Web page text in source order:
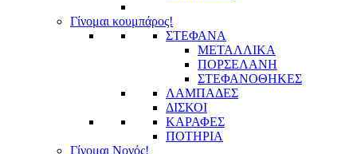
Γίνομαι κουμπάρος!
ΣΤΕΦΑΝΑ
ΜΕΤΑΛΛΙΚΑ
ΠΟΡΣΕΛΑΝΗ
ΣΤΕΦΑΝΟΘΗΚΕΣ
ΛΑΜΠΑΔΕΣ
ΔΙΣΚΟΙ
ΚΑΡΑΦΕΣ
ΠΟΤΗΡΙΑ
Γίνομαι Νονός!